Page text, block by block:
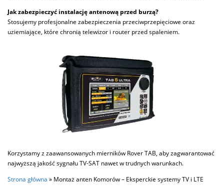
Jak zabezpieczyć instalację antenową przed burzą?
Stosujemy profesjonalne zabezpieczenia przeciwprzepięciowe oraz
uziemiające, które chronią telewizor i router przed spaleniem.
Korzystamy z zaawansowanych mierników Rover TAB, aby zagwarantować
najwyższą jakość sygnału TV-SAT nawet w trudnych warunkach.
Strona główna » Montaż anten Komorów – Eksperckie systemy TV i LTE